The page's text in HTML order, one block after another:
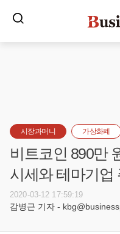
시장과머니 가상화폐
비트코인 890만
시세와 테마기업
2020-03-12 17:59:19
감병근 기자 -